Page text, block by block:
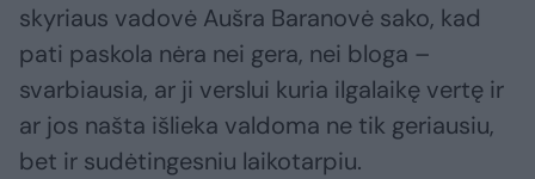
skyriaus vadovė Aušra Baranovė sako, kad
pati paskola nėra nei gera, nei bloga –
svarbiausia, ar ji verslui kuria ilgalaikę vertę ir
ar jos našta išlieka valdoma ne tik geriausiu,
bet ir sudėtingesniu laikotarpiu.